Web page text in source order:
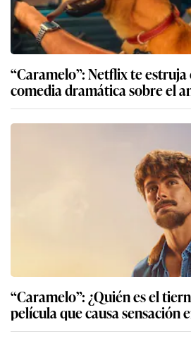
“Caramelo”: Netflix te
comedia dramática sobre el
“Caramelo”: ¿Quién es el
película que causa sensación